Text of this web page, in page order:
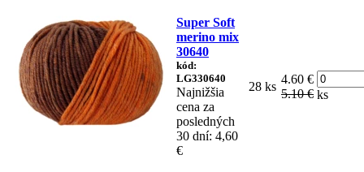
Super Soft
merino mix
30640
kód:
LG330640
Najnižšia
cena za
posledných
30 dní: 4,60
€
28 ks
4.60 €
5.10 € ks